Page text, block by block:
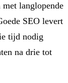
langlopende
SEO levert
tijd nodig
na drie tot